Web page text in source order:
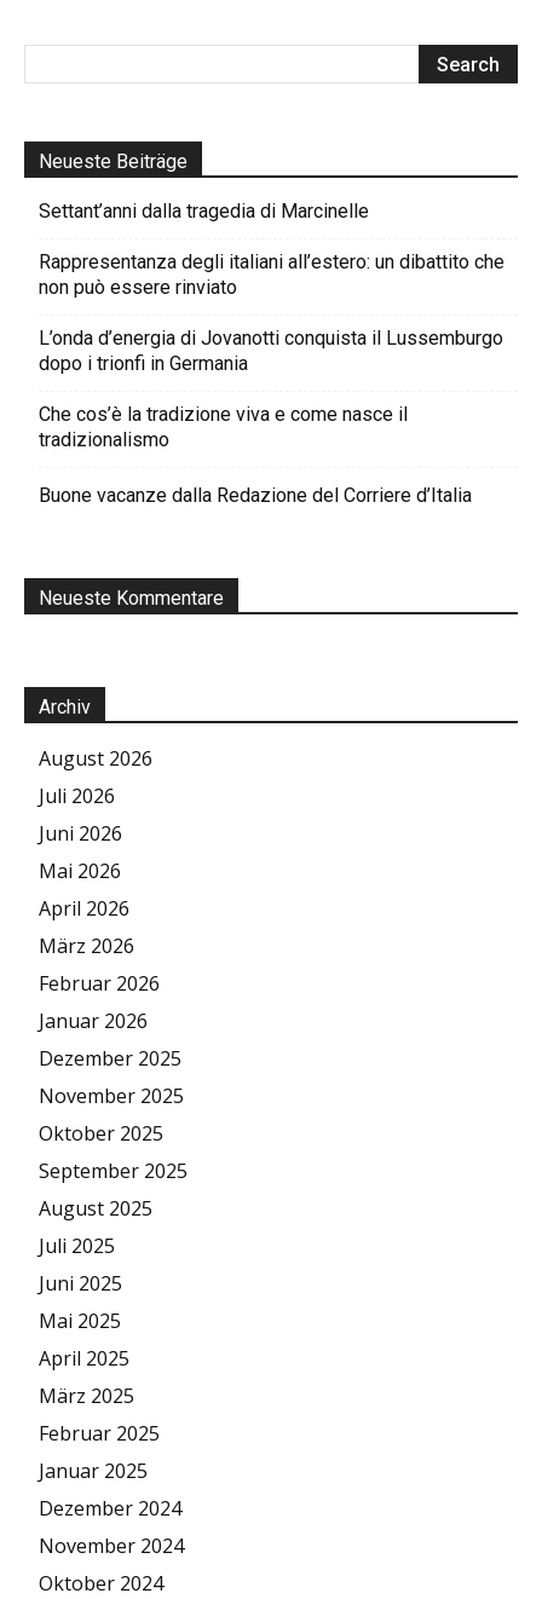
Neueste Beiträge
Settant’anni dalla tragedia di Marcinelle
Rappresentanza degli italiani all’estero: un dibattito che
non può essere rinviato
L’onda d’energia di Jovanotti conquista il Lussemburgo
dopo i trionfi in Germania
Che cos’è la tradizione viva e come nasce il
tradizionalismo
Buone vacanze dalla Redazione del Corriere d’Italia
Neueste Kommentare
Archiv
August 2026
Juli 2026
Juni 2026
Mai 2026
April 2026
März 2026
Februar 2026
Januar 2026
Dezember 2025
November 2025
Oktober 2025
September 2025
August 2025
Juli 2025
Juni 2025
Mai 2025
April 2025
März 2025
Februar 2025
Januar 2025
Dezember 2024
November 2024
Oktober 2024